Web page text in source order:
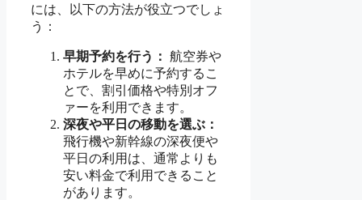
には、以下の方法が役立つでしょ
う：
早期予約を行う： 航空券や
ホテルを早めに予約するこ
とで、割引価格や特別オフ
ァーを利用できます。
深夜や平日の移動を選ぶ：
飛行機や新幹線の深夜便や
平日の利用は、通常よりも
安い料金で利用できること
があります。